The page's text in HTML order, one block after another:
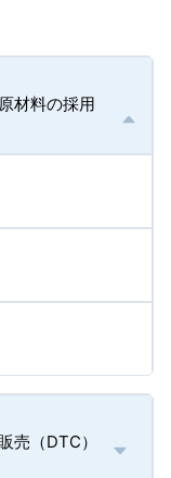
材料の採用
売（DTC）